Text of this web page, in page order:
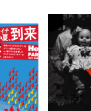
PARCOメンバーズ